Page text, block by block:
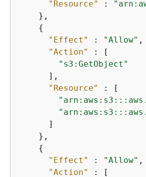
"Resource"
:
    },
{
"Effect"
: "Allow" ,
"Action"
: [
"s3:GetObject"
      ],
"Resource"
: [
      ]
    },
{
"Effect"
: "Allow" ,
"Action"
: [